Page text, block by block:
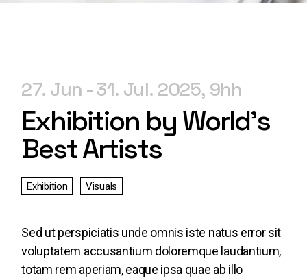
27. Jun 31. Jul. 2025 9h
Exhibition by World’s
Best Artists
Exhibition Visuals
Sed ut perspiciatis unde omnis iste natus error sit
voluptatem accusantium doloremque laudantium,
totam rem aperiam, eaque ipsa quae ab illo